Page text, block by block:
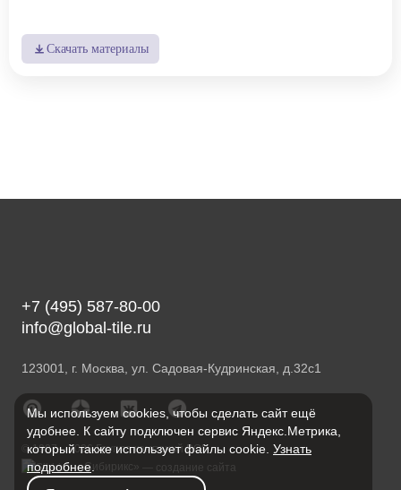
Скачать материалы
+7 (495) 587-80-00
info@global-tile.ru
123001, г. Москва, ул. Садовая-Кудринская, д.32с1
© 1997—2026 Группа компаний ВОГ
«Сибирикс» — создание сайта
Мы используем cookies, чтобы сделать сайт ещё
удобнее. К сайту подключен сервис Яндекс.Метрика,
который также использует файлы cookie. Узнать
подробнее.